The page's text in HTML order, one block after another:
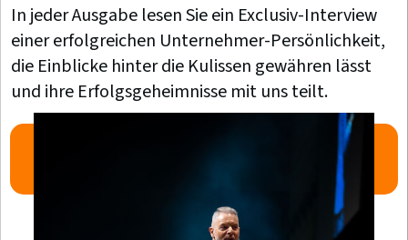
In jeder Ausgabe lesen Sie ein Exclusiv-Interview
einer erfolgreichen Unternehmer-Persönlichkeit,
die Einblicke hinter die Kulissen gewähren lässt
und ihre Erfolgsgeheimnisse mit uns teilt.
BESTELLEN SIE JETZT IHRE